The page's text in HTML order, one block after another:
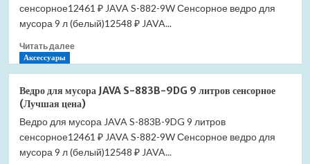
S-
883B-
9
сенсорное
(Лучшая
цена)
сенсорное12461 ₽ JAVA S-882-9W Сенсорное ведро для
мусора 9 л (белый)12548 ₽ JAVA...
Читать далееПрочитать
для
мусора
JAVA
S-
883B-
Аксессуары
Ведро для мусора JAVA S-883B-9DG 9 литров сенсорное
(Лучшая цена)
Ведро для мусора JAVA S-883B-9DG 9 литров
сенсорное12461 ₽ JAVA S-882-9W Сенсорное ведро для
мусора 9 л (белый)12548 ₽ JAVA...